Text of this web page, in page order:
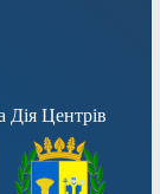
Дія Центрів